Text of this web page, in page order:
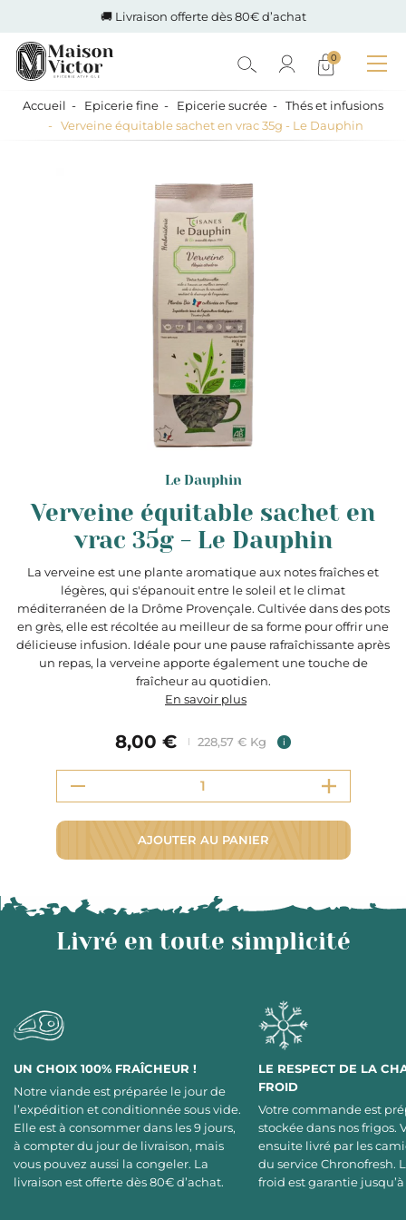
🚚 Livraison offerte dès 80€ d’achat
0
Accueil Epicerie fine Epicerie sucrée
Thés et infusions
Verveine équitable sachet en vrac 35g - Le Dauphin
Le Dauphin
Verveine équitable sachet en
vrac 35g - Le Dauphin
La verveine est une plante aromatique aux notes fraîches et
légères, qui s'épanouit entre le soleil et le climat
méditerranéen de la Drôme Provençale. Cultivée dans des pots
en grès, elle est récoltée au meilleur de sa forme pour offrir une
délicieuse infusion. Idéale pour une pause rafraîchissante après
un repas, la verveine apporte également une touche de
fraîcheur au quotidien.
En savoir plus
8,00 € 228,57 € Kg i
AJOUTER AU PANIER
Livré en toute simplicité
UN CHOIX 100% FRAÎCHEUR !
Notre viande est préparée le jour de
l’expédition et conditionnée sous vide.
Elle est à consommer dans les 9 jours,
à compter du jour de livraison, mais
vous pouvez aussi la congeler. La
livraison est offerte dès 80€ d’achat.
LE RESPECT DE LA
FROID
Votre commande est
stockée dans nos frigos.
ensuite livré par les
du service Chronofresh.
froid est garantie